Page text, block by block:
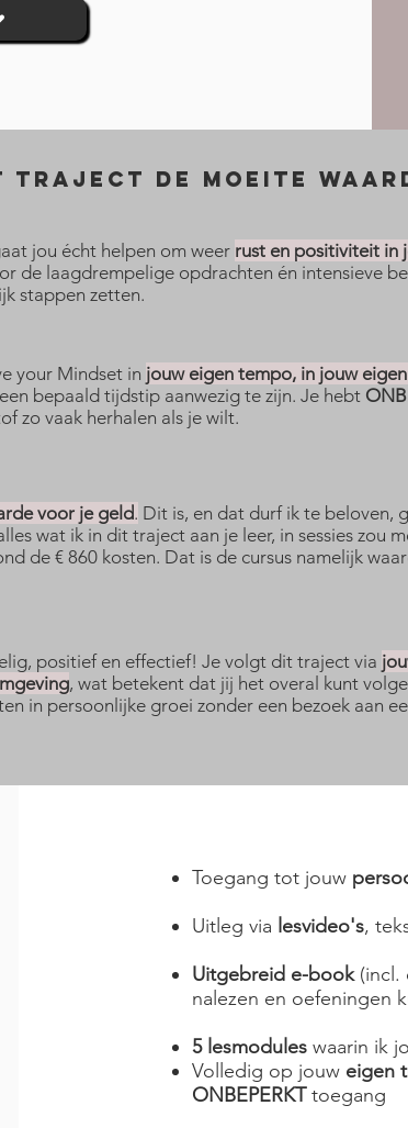
traject de moeite
jou écht helpen om weer rust en positiviteit in
de laagdrempelige opdrachten én intensieve
stappen zetten.
your Mindset in jouw eigen tempo, in jouw
bepaald tijdstip aanwezig te zijn. Je hebt
zo vaak herhalen als je wilt.
voor je geld. Dit is, en dat durf ik te beloven,
wat ik in dit traject aan je leer, in sessies zou
de € 860 kosten. Dat is de cursus namelijk
positief en effectief! Je volgt dit traject via
, wat betekent dat jij het overal kunt
in persoonlijke groei zonder een bezoek aan
Toegang tot jouw
Uitleg via lesvideo's,
Uitgebreid e-book(incl.
nalezen en oefeningen
5 lesmoduleswaarin ik
Volledig op jouw eigen
ONBEPERKTtoegang